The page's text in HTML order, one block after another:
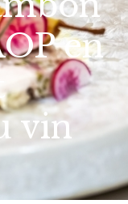
en
vin